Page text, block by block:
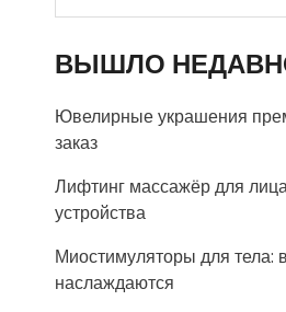
ВЫШЛО
Ювелирные украшения
заказ
Лифтинг массажёр для
устройства
Миостимуляторы для тела:
наслаждаются